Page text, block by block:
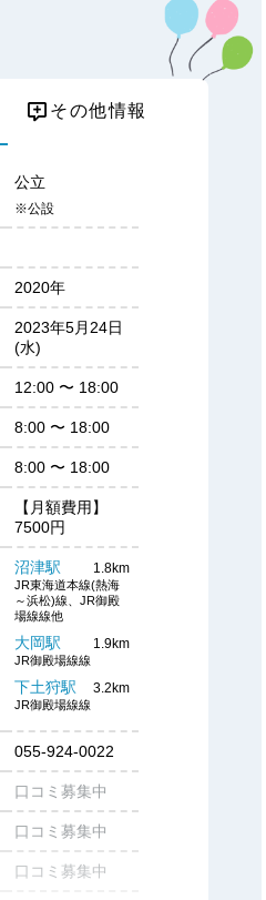
その他情報
公立
※公設
2020年
2023年5月24日
(水)
12:00 〜 18:00
8:00 〜 18:00
8:00 〜 18:00
【月額費用】
7500円
沼津駅 1.8km
JR東海道本線(熱海
～浜松)線、JR御殿
場線線他
大岡駅 1.9km
JR御殿場線線
下土狩駅 3.2km
JR御殿場線線
055-924-0022
口コミ募集中
口コミ募集中
口コミ募集中